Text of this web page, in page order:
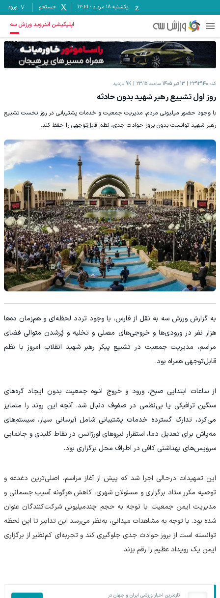
یکشنبه ۱۸ مرداد -
12:21 جستجو ورود
اپلیکیشن اندروید ورزش سه
کد: 2392940 13 تیر 1405 ساعت 23:15 9K بازدید
روز اول تشییع رهبر شهید بدون حادثه
با وجود حضور میلیونی مردم، مدیریت جمعیت و خدمات پشتیبانی در روز نخست تشییع
رهبر شهید توانست بدون بروز حوادث جدی، نظم قابل‌توجهی را حفظ کند.
به گزارش ورزش سه به نقل از فارس، با وجود تردد لحظه‌ای و هم‌زمان ده‌ها
هزار نفر در ورودی‌ها و خروجی‌های مصلی و تخلیه و پُرشدن متوالی فضای
مراسم، مدیریت جمعیت در تشییع پیکر رهبر شهید انقلاب امروز با نظم
قابل‌توجهی همراه بود.
از ساعات ابتدایی صبح، ورود و خروج انبوه جمعیت بدون ایجاد گره‌های
سنگین ترافیکی یا بی‌نظمی در صفوف دنبال شد. آنچه این روند را متمایز
می‌کرد، تدارک گسترده خدمات پشتیبانی شامل آبرسانی سیار، سیستم‌های
مه‌پاش برای تعدیل دما، استقرار نیرو‌های اورژانس در نقاط کلیدی و جانمایی
سرویس‌های بهداشتی کافی در اطراف محل برگزاری بود.
این تمهیدات درحالی اجرا شد که پیش از آغاز مراسم، اصلی‌ترین دغدغه و
توصیه مکرر ستاد برگزاری و مسئولان شهری، کاهش هرگونه آسیب جسمانی و
مدیریت ایمن جمعیت با توجه به حجم چندمیلیونی شرکت‌کنندگان عنوان
شده بود. با توجه به مشاهدات میدانی، به‌نظر می‌رسد این تدابیر تا این لحظه
توانسته است از بروز حوادث جدی جلوگیری کند و تجربه‌ای کم‌نظیر از برگزاری
ایمن یک رویداد عظیم را رقم بزند.
تازه‌ترین اخبار ورزشی ایران و جهان در